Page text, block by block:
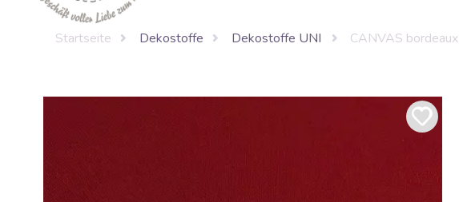
Startseite Dekostoffe Dekostoffe UNI CANVAS bordeaux